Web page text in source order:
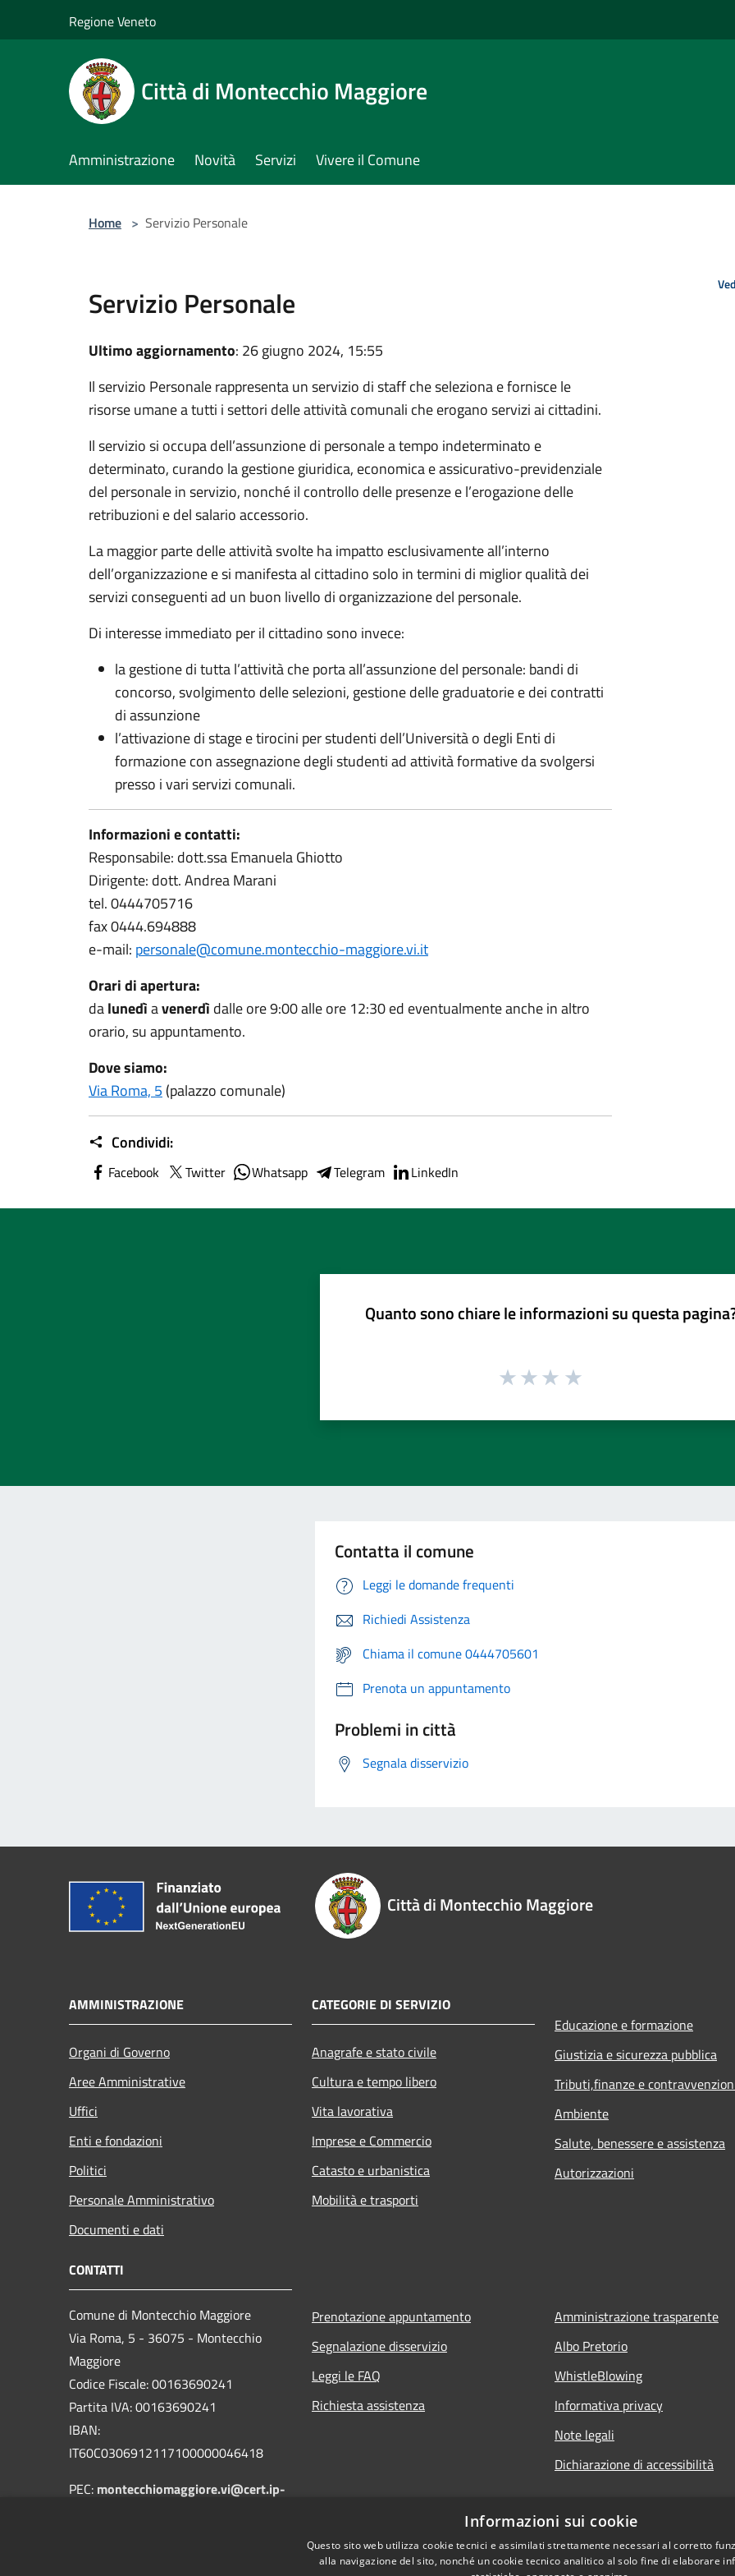
Regione Veneto
Città di Montecchio Maggiore
Amministrazione Novità Servizi Vivere il Comune
Home > Servizio Personale
Servizio Personale
Ultimo aggiornamento: 26 giugno 2024, 15:55
Il servizio Personale rappresenta un servizio di staff che seleziona e fornisce le
risorse umane a tutti i settori delle attività comunali che erogano servizi ai cittadini.
Il servizio si occupa dell’assunzione di personale a tempo indeterminato e
determinato, curando la gestione giuridica, economica e assicurativo-previdenziale
del personale in servizio, nonché il controllo delle presenze e l’erogazione delle
retribuzioni e del salario accessorio.
La maggior parte delle attività svolte ha impatto esclusivamente all’interno
dell’organizzazione e si manifesta al cittadino solo in termini di miglior qualità dei
servizi conseguenti ad un buon livello di organizzazione del personale.
Di interesse immediato per il cittadino sono invece:
la gestione di tutta l’attività che porta all’assunzione del personale: bandi di
concorso, svolgimento delle selezioni, gestione delle graduatorie e dei contratti
di assunzione
l’attivazione di stage e tirocini per studenti dell’Università o degli Enti di
formazione con assegnazione degli studenti ad attività formative da svolgersi
presso i vari servizi comunali.
Informazioni e contatti:
Responsabile: dott.ssa Emanuela Ghiotto
Dirigente: dott. Andrea Marani
tel. 0444705716
fax 0444.694888
e-mail: personale@comune.montecchio-maggiore.vi.it
Orari di apertura:
dalunedìavenerdì dalle ore 9:00 alle ore 12:30 ed eventualmente anche in altro
orario, su appuntamento.
Dove siamo:
Via Roma, 5 (palazzo comunale)
Condividi:
Facebook Twitter Whatsapp Telegram LinkedIn
Quanto sono chiare le informazioni su questa
Contatta il comune
Leggi le domande frequenti
Richiedi Assistenza
Chiama il comune 0444705601
Prenota un appuntamento
Problemi in città
Segnala disservizio
Città di Montecchio Maggiore
AMMINISTRAZIONE
Organi di Governo
Aree Amministrative
Uffici
Enti e fondazioni
Politici
Personale Amministrativo
Documenti e dati
CATEGORIE DI SERVIZIO
Anagrafe e stato civile
Cultura e tempo libero
Vita lavorativa
Imprese e Commercio
Catasto e urbanistica
Mobilità e trasporti
Educazione e formazione
Giustizia e sicurezza pubblica
Tributi,finanze e
Ambiente
Salute, benessere e assistenza
Autorizzazioni
CONTATTI
Comune di Montecchio Maggiore
Via Roma, 5 - 36075 - Montecchio
Maggiore
Codice Fiscale: 00163690241
Partita IVA: 00163690241
IBAN:
IT60C0306912117100000046418
PEC: montecchiomaggiore.vi@cert.ip-
Prenotazione appuntamento
Segnalazione disservizio
Leggi le FAQ
Richiesta assistenza
Amministrazione trasparente
Albo Pretorio
WhistleBlowing
Informativa privacy
Note legali
Dichiarazione di accessibilità
Informazioni sui cookie
Questo sito web utilizza cookie tecnici e assimilati strettamente necessari al corretto
alla navigazione del sito, nonché un cookie tecnico analitico al solo fine di elaborare